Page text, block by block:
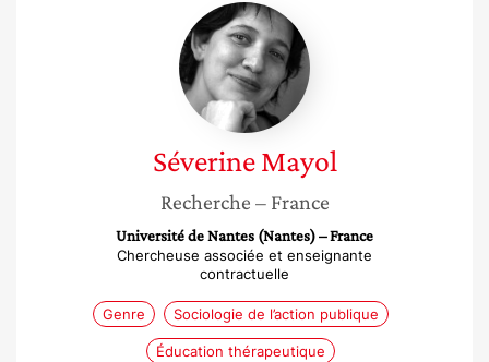
Séverine
Mayol
Séverine Mayol
Recherche – France
Université de Nantes (Nantes) – France
Chercheuse associée et enseignante
contractuelle
Genre Sociologie de l’action publique
Éducation thérapeutique